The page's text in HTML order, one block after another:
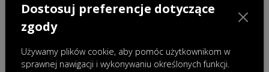
Dostosuj preferencje dotyczące
zgody
Używamy plików cookie, aby pomóc użytkownikom w
sprawnej nawigacji i wykonywaniu określonych funkcji.